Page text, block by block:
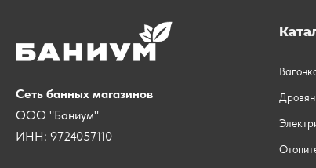
Сеть банных магазинов
ООО "Баниум"
ИНН: 9724057110